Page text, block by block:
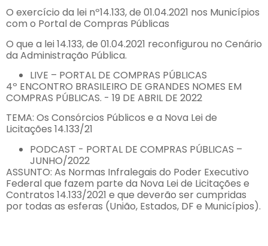
O exercício da lei nº14.133, de 01.04.2021 nos Municípios
com o Portal de Compras Públicas
O que a lei 14.133, de 01.04.2021 reconfigurou no Cenário
da Administração Pública.
LIVE – PORTAL DE COMPRAS PÚBLICAS
4º ENCONTRO BRASILEIRO DE GRANDES NOMES EM
COMPRAS PÚBLICAS. - 19 DE ABRIL DE 2022
TEMA: Os Consórcios Públicos e a Nova Lei de
Licitações 14.133/21
PODCAST - PORTAL DE COMPRAS PÚBLICAS –
JUNHO/2022
ASSUNTO: As Normas Infralegais do Poder Executivo
Federal que fazem parte da Nova Lei de Licitações e
Contratos 14.133/2021 e que deverão ser cumpridas
por todas as esferas (União, Estados, DF e Municípios).